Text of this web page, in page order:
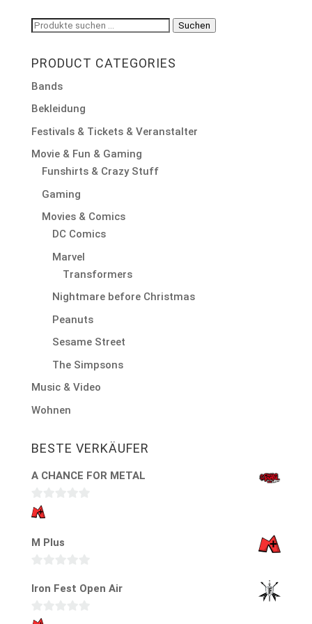
Suchen
Suchen
PRODUCT CATEGORIES
Bands
Bekleidung
Festivals & Tickets & Veranstalter
Movie & Fun & Gaming
Funshirts & Crazy Stuff
Gaming
Movies & Comics
DC Comics
Marvel
Transformers
Nightmare before Christmas
Peanuts
Sesame Street
The Simpsons
Music & Video
Wohnen
BESTE VERKÄUFER
A CHANCE FOR METAL
0
o
M Plus
v
Iron Fest Open Air
0